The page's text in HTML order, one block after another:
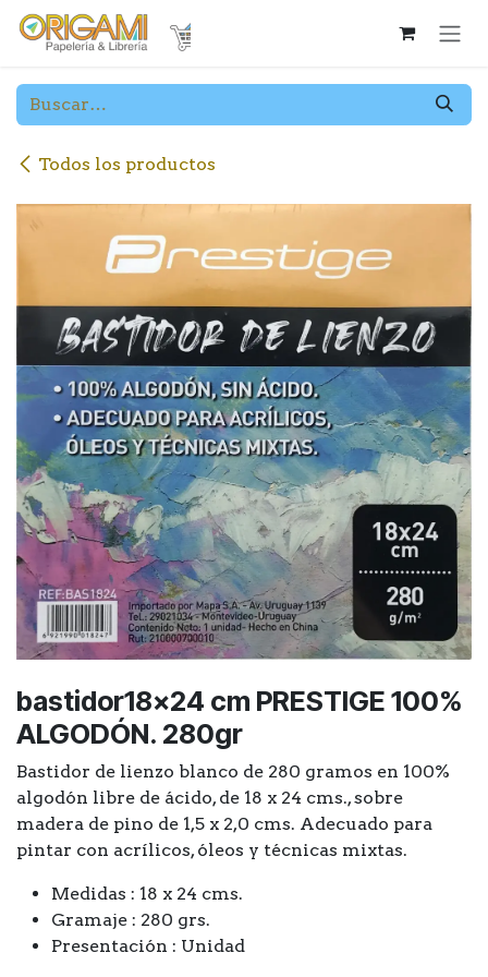
Ir al contenido
Todos los productos
bastidor18x24 cm PRESTIGE 100%
ALGODÓN. 280gr
Bastidor de lienzo blanco de 280 gramos en 100%
algodón libre de ácido, de 18 x 24 cms., sobre
madera de pino de 1,5 x 2,0 cms. Adecuado para
pintar con acrílicos, óleos y técnicas mixtas.
Medidas : 18 x 24 cms.
Gramaje : 280 grs.
Presentación : Unidad